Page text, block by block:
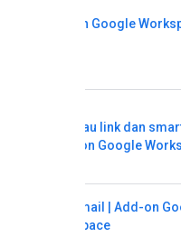
Add-on Google
Pratinjau link dan
| Add-on Google
Draf email | Add-on
Workspace